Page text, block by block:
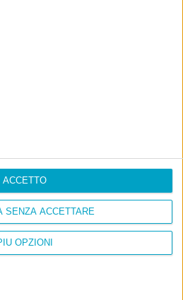
OPZIONI
SENZA ACCETTARE
ACCETTO